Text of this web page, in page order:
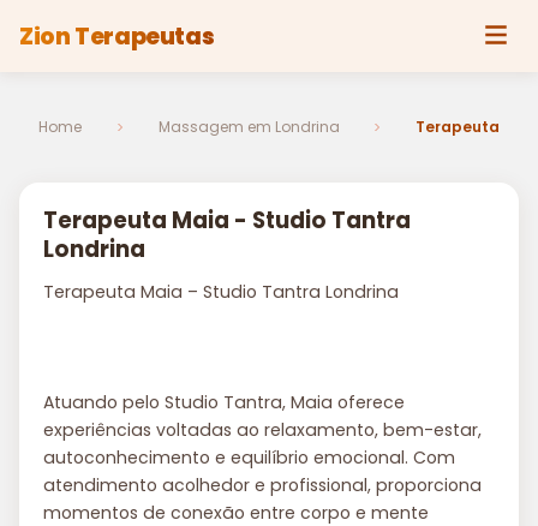
Zion Terapeutas
Home Massagem em Londrina Terapeuta
Terapeuta Maia - Studio Tantra
Londrina
Terapeuta Maia – Studio Tantra Londrina
Atuando pelo Studio Tantra, Maia oferece
experiências voltadas ao relaxamento, bem-estar,
autoconhecimento e equilíbrio emocional. Com
atendimento acolhedor e profissional, proporciona
momentos de conexão entre corpo e mente